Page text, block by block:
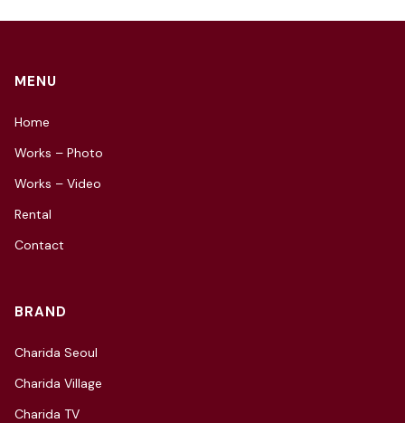
MENU
Home
Works – Photo
Works – Video
Rental
Contact
BRAND
Charida Seoul
Charida Village
Charida TV